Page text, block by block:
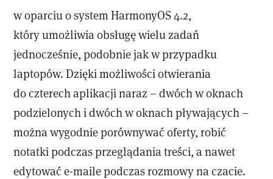
w oparciu o system HarmonyOS 4.2,
który umożliwia obsługę wielu zadań
jednocześnie, podobnie jak w przypadku
laptopów. Dzięki możliwości otwierania
do czterech aplikacji naraz – dwóch w oknach
podzielonych i dwóch w oknach pływających –
można wygodnie porównywać oferty, robić
notatki podczas przeglądania treści, a nawet
edytować e-maile podczas rozmowy na czacie.